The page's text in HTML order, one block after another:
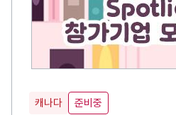
캐나다 준비중